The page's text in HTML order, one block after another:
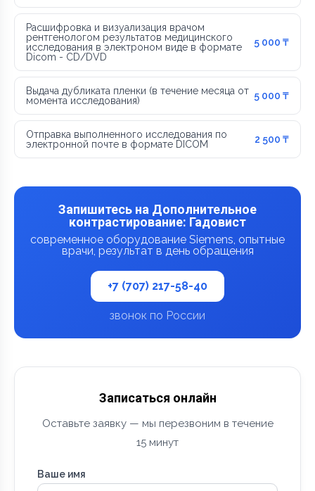
Расшифровка и визуализация врачом
рентгенологом результатов медицинского
исследования в электроном виде в формате
Dicom - CD/DVD
5 000 ₸
Выдача дубликата пленки (в течение месяца от
момента исследования)
5 000 ₸
Отправка выполненного исследования по
электронной почте в формате DICOM
2 500 ₸
Запишитесь на Дополнительное
контрастирование: Гадовист
современное оборудование Siemens, опытные
врачи, результат в день обращения
+7 (707) 217-58-40
звонок по России
Записаться онлайн
Оставьте заявку — мы перезвоним в течение
15 минут
Ваше имя